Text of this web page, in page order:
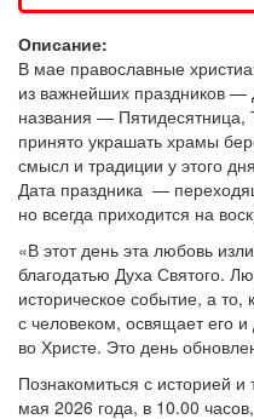
Описание:
В мае православные
из важнейших праздников —
названия —
принято украшать храмы
смысл и традиции у этого
Дата праздника —
но всегда приходится на
«В этот день эта любовь
благодатью Духа Святого.
историческое событие, а то,
с человеком, освящает его
во Христе. Это день
Познакомиться с историей и
мая 2026 года, в 10.00